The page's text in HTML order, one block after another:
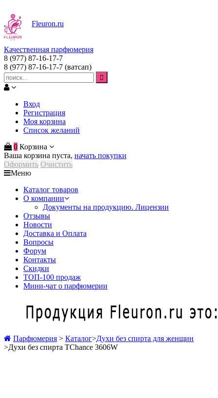
Fleuron.ru
Качественная парфюмерия
8 (977) 87-16-17-7
8 (977) 87-16-17-7 (ватсап)
Вход
Регистрация
Моя корзина
Список желаний
0 Корзина
Ваша корзина пуста, начать покупки
Оформить Очистить
Меню
Каталог товаров
О компании
Документы на продукцию. Лицензии
Отзывы
Новости
Доставка и Оплата
Вопросы
Форум
Контакты
Скидки
ТОП-100 продаж
Мини-чат о парфюмерии
Парфюмерия > Каталог>Духи без спирта для женщин
>Духи без спирта TChance 3606W